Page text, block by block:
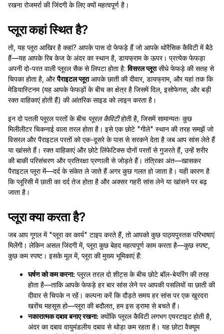
रखना रोजमर्रा की जिंदगी के लिए क्यों महत्वपूर्ण है।
प्लूरा कहां स्थित है?
तो, यह प्लूरा आखिर है कहां? आपके पास दो फेफड़े हैं जो आपके थोरैसिक कैविटी में बैठे
हैं—यह आपके रिब केज के अंदर का स्थान है, डायफ्राम के ऊपर। प्रत्येक फेफड़ा
अपनी दो-परत वाली प्लूरल सैक से लिपटा होता है:विसरल प्लूरासीधे फेफड़े की सतह से
चिपका होता है, औरपैराइटल प्लूराआपके छाती की दीवार, डायफ्राम, और यहां तक कि
मेडियास्टिनम (यह आपके फेफड़ों के बीच का क्षेत्र है जिसमें दिल, इसोफेगस, और बड़ी
रक्त वाहिकाएं होती हैं) की आंतरिक साइड को लाइन करता है।
इन दो पतली प्लूरल परतों के बीच प्लूरल कैविटीहोती है, जिसमें सामान्यतः कुछ
मिलीलीटर चिकनाई वाला तरल होता है। इसे एक छोटे "गीले" स्थान की तरह समझें जो
विसरल और पैराइटल परतों को एक-दूसरे के पास से सरकने देता है जब आप सांस लेते हैं
या खांसते हैं। रक्त वाहिकाएं और छोटे लिंफेटिक्स दोनों परतों से गुजरते हैं, उन्हें शरीर
की बाकी परिसंचरण और प्रतिरक्षा प्रणाली से जोड़ते हैं। तंत्रिका अंत—खासकर
पैराइटल प्लूरा में—दर्द के संकेत ले जाते हैं अगर कुछ गलत हो जाता है। यही कारण है
कि प्लूरिसी में छाती का दर्द तेज होता है और अक्सर गहरी सांस लेने या खांसने पर बढ़
जाता है।
प्लूरा क्या करता है?
जब आप गूगल में "प्लूरा का कार्य" टाइप करते हैं, तो आपको कुछ पाठ्यपुस्तक परिभाषाएं
मिलेंगी। लेकिन असल जिंदगी में, प्लूरा कुछ बेहद महत्वपूर्ण काम करता है—कुछ स्पष्ट,
कुछ कम स्पष्ट। इसके मूल में, प्लूरा की मुख्य भूमिकाएं हैं:
घर्षण को कम करना: प्लूरल तरल दो शीट्स के बीच छोटे बॉल-बेयरिंग की तरह
होता है—ताकि आपके फेफड़े हर बार सांस लेने पर आपकी पसलियों या छाती की
दीवार से चिपके न रहें। कल्पना करें कि दौड़ते समय हर सांस पर एक खुरदरा
खरोंच महसूस हो—प्लूरा की बदौलत, हम इस ड्रामा से बचते हैं।
नकारात्मक दबाव बनाए रखना: क्योंकि प्लूरल कैविटी लगभग एयरटाइट होती है,
अंदर का दबाव वायुमंडलीय दबाव से थोड़ा कम रहता है। यह छोटा वैक्यूम